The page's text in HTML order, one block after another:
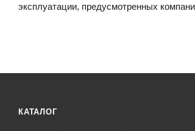
эксплуатации, предусмотренных
КАТАЛОГ